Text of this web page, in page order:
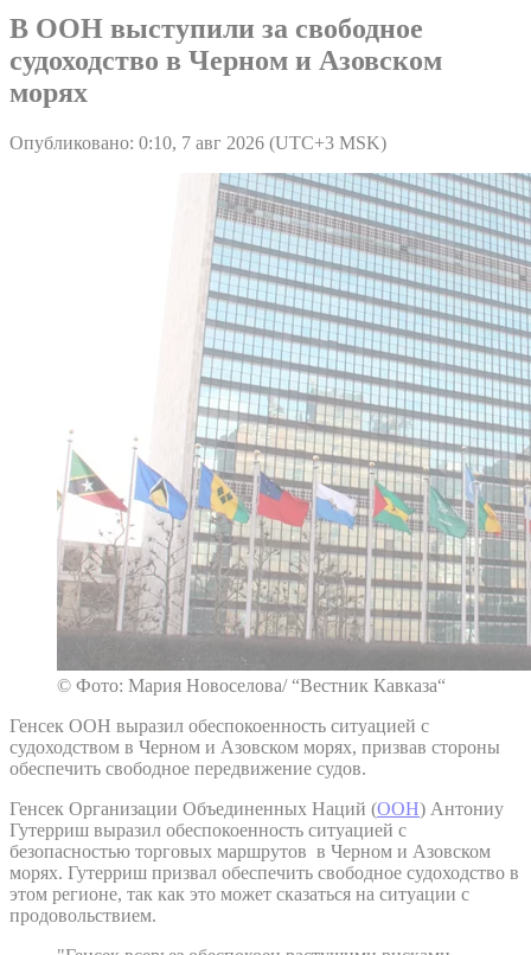
В ООН выступили за свободное
судоходство в Черном и Азовском
морях
Опубликовано: 0:10, 7 авг 2026 (UTC+3 MSK)
© Фото: Мария Новоселова/ “Вестник Кавказа“
Генсек ООН выразил обеспокоенность ситуацией с
судоходством в Черном и Азовском морях, призвав стороны
обеспечить свободное передвижение судов.
Генсек Организации Объединенных Наций (ООН) Антониу
Гутерриш выразил обеспокоенность ситуацией с
безопасностью торговых маршрутов в Черном и Азовском
морях. Гутерриш призвал обеспечить свободное судоходство в
этом регионе, так как это может сказаться на ситуации с
продовольствием.